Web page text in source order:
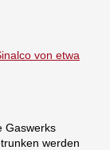
Gaswerks
werden